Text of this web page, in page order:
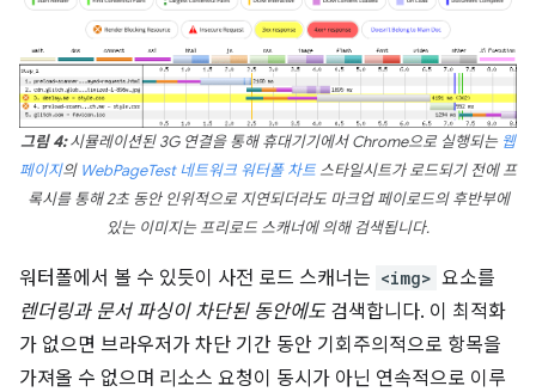
그림 4:시뮬레이션된 3G 연결을 통해 휴대기기에서 Chrome으로 실행되는 웹
페이지의 WebPageTest 네트워크 워터폴 차트 스타일시트가 로드되기 전에 프
록시를 통해 2초 동안 인위적으로 지연되더라도 마크업 페이로드의 후반부에
있는 이미지는 프리로드 스캐너에 의해 검색됩니다.
워터폴에서 볼 수 있듯이 사전 로드 스캐너는 <img> 요소를
렌더링과 문서 파싱이 차단된 동안에도검색합니다. 이 최적화
가 없으면 브라우저가 차단 기간 동안 기회주의적으로 항목을
가져올 수 없으며 리소스 요청이 동시가 아닌 연속적으로 이루